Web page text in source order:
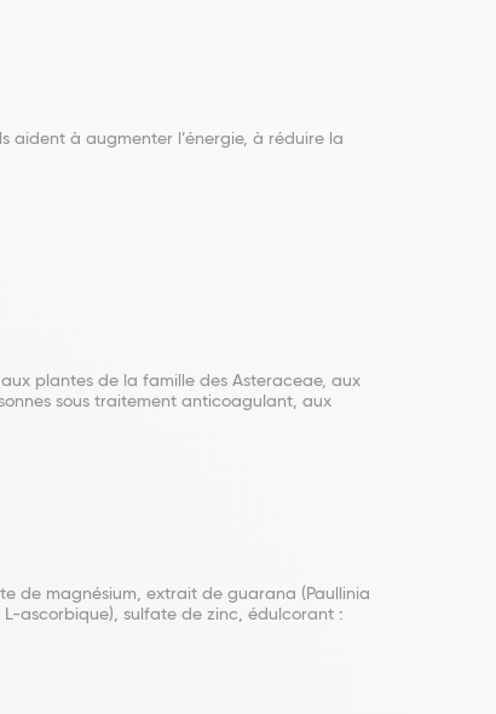
aident à augmenter l’énergie, à réduire la
plantes de la famille des Asteraceae, aux
sous traitement anticoagulant, aux
de magnésium, extrait de guarana (Paullinia
ascorbique), sulfate de zinc, édulcorant :